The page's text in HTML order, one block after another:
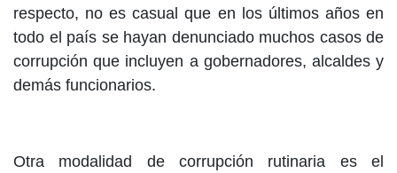
respecto, no es casual que en los últimos años en
todo el país se hayan denunciado muchos casos de
corrupción que incluyen a gobernadores, alcaldes y
demás funcionarios.
Otra modalidad de corrupción rutinaria es el